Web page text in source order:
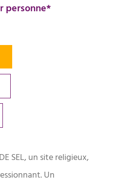
personne*
SEL, un site religieux,
Un